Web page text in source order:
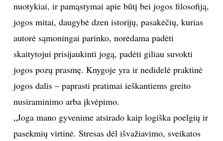
VAIKAI
NELAIMĖS
KONTAKTAI
nuotykiai, ir pamąstymai apie būtį bei jogos filosofiją,
jogos mitai, daugybė dzen istorijų, pasakėčių, kurias
autorė sąmoningai parinko, norėdama padėti
skaitytojui prisijaukinti jogą, padėti giliau suvokti
jogos pozų prasmę. Knygoje yra ir nedidelė praktinė
jogos dalis – paprasti pratimai ieškantiems greito
nusiraminimo arba įkvėpimo.
„Joga mano gyvenime atsirado kaip logiška poelgių ir
pasekmių virtinė. Stresas dėl išvažiavimo, sveikatos